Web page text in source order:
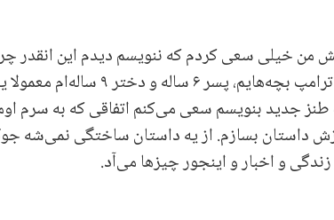
من خیلی سعی کردم که ننویسم دیدم این انقدر
می‌گه باعث می‌شه آدم بنویسه. خلاصه این ترامپ برای کمدین‌ها مثل یه هدیه شده. علاوه
جدید بنویسم سعی می‌کنم اتفاقی که به سرم
بسازم. از یه داستان ساختگی نمی‌شه
و اخبار و اینجور چیزها می‌آد.